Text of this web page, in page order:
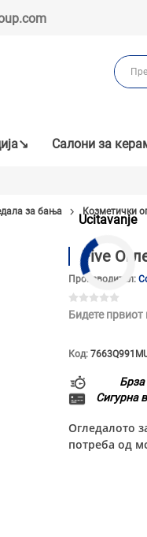
Салони за
Ucitavanje
за бања Козметички
Five
Производител:
Бидете
Код:
Сигурна
Огледалото
потреба од